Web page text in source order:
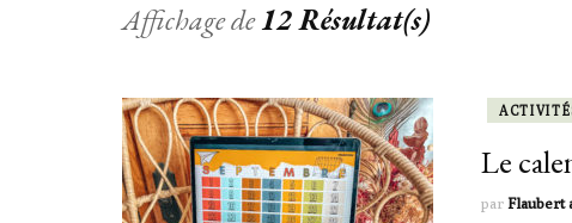
Affichage de12 Résultat(s)
Le
parFlaubert